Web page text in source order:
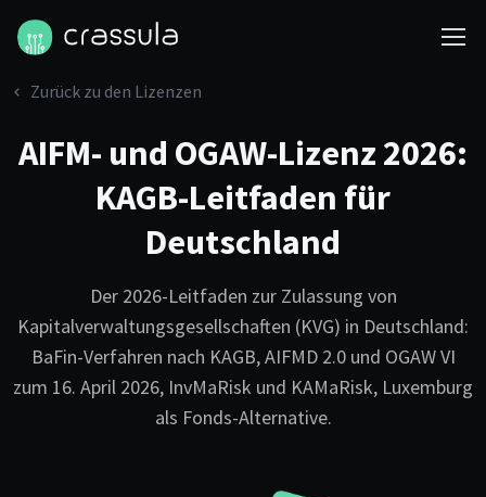
Zurück zu den Lizenzen
AIFM- und OGAW-Lizenz 2026:
KAGB-Leitfaden für
Deutschland
Der 2026-Leitfaden zur Zulassung von
Kapitalverwaltungsgesellschaften (KVG) in Deutschland:
BaFin-Verfahren nach KAGB, AIFMD 2.0 und OGAW VI
zum 16. April 2026, InvMaRisk und KAMaRisk, Luxemburg
als Fonds-Alternative.